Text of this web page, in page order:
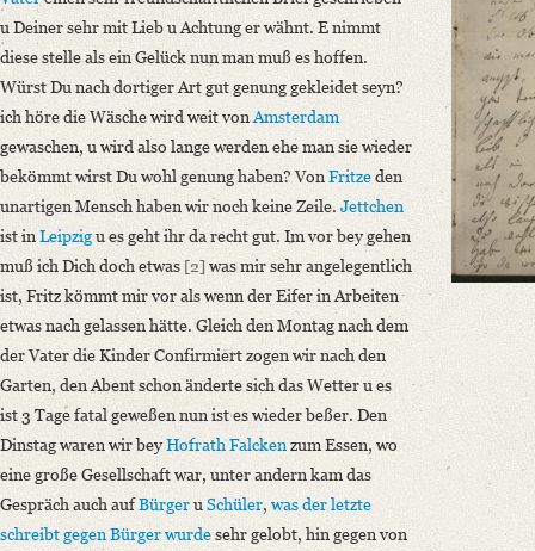
German
Editors
Bamberg, Claudia
Varwig, Olivia
u Deiner sehr mit Lieb u Achtung er wähnt. E nimmt
diese stelle als ein Gelück nun man muß es hoffen.
Würst Du nach dortiger Art gut genung gekleidet seyn?
ich höre die Wäsche wird weit vonAmsterdam
gewaschen, u wird also lange werden ehe man sie wieder
bekömmt wirst Du wohl genung haben? VonFritzeden
unartigen Mensch haben wir noch keine Zeile. Jettchen
ist inLeipzigu es geht ihr da recht gut. Im vor bey gehen
muß ich Dich doch etwas [2] was mir sehr angelegentlich
ist, Fritz kömmt mir vor als wenn der Eifer in Arbeiten
etwas nach gelassen hätte. Gleich den Montag nach dem
der Vater die Kinder Confirmiert zogen wir nach den
Garten, den Abent schon änderte sich das Wetter u es
ist 3 Tage fatal geweßen nun ist es wieder beßer. Den
Dinstag waren wir beyHofrath Falckenzum Essen, wo
eine große Gesellschaft war, unter andern kam das
Gespräch auch aufBürgeru Schüler, was der letzte
schreibt gegen Bürger wurdesehr gelobt, hin gegen von